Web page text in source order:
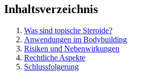
Inhaltsverzeichnis
Was sind topische Steroide?
Anwendungen im Bodybuilding
Risiken und Nebenwirkungen
Rechtliche Aspekte
Schlussfolgerung